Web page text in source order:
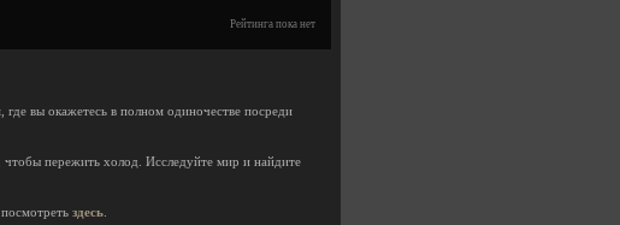
Рейтинга пока нет
вы окажетесь в полном одиночестве посреди
чтобы пережить холод. Исследуйте мир и найдите
здесь